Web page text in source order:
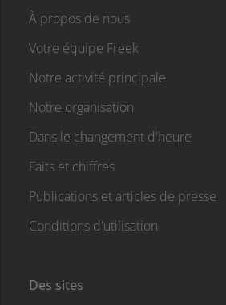
À propos de nous
Votre équipe Freek
Notre activité principale
Notre organisation
Dans le changement d'heure
Faits et chiffres
Publications et articles de presse
Conditions d'utilisation
Des sites